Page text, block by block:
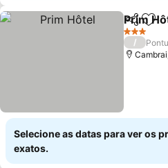
Partilhar
Prim
3 Estrelas
/
Selecione as datas para ver os
exatos.